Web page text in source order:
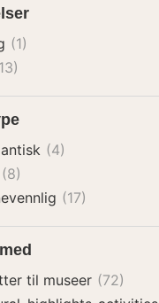
(1)
(4)
(8)
(17)
til museer (72)